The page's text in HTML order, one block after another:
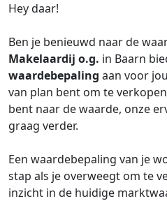
Hey daar!
Ben je benieuwd naar de
Makelaardij o.g. in Baarn
waardebepaling aan voor
van plan bent om te
bent naar de waarde, onze
graag verder.
Een waardebepaling van je
stap als je overweegt om te
inzicht in de huidige